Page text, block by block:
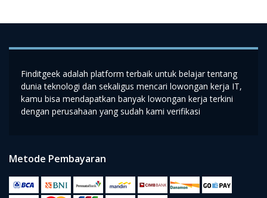
Finditgeek adalah platform terbaik untuk belajar tentang
dunia teknologi dan sekaligus mencari lowongan kerja IT,
kamu bisa mendapatkan banyak lowongan kerja terkini
dengan perusahaan yang sudah kami verifikasi
Metode Pembayaran